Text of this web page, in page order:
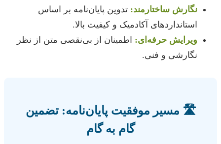
نگارش ساختارمند: تدوین پایان‌نامه بر اساس
استانداردهای آکادمیک و کیفیت بالا.
ویرایش حرفه‌ای: اطمینان از بی‌نقصی متن از نظر
نگارشی و فنی.
🛣️ مسیر موفقیت پایان‌نامه: تضمین
گام به گام